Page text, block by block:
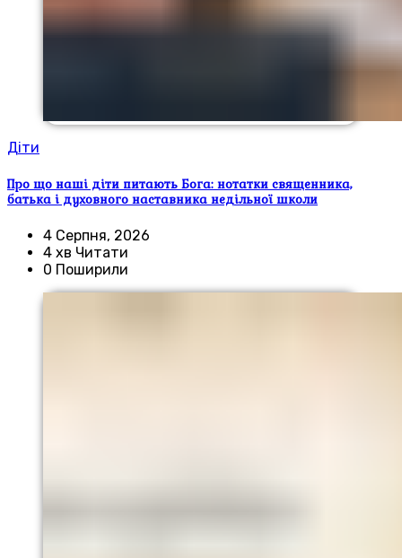
Діти
Про що наші діти питають Бога: нотатки священника,
батька і духовного наставника недільної школи
4 Серпня, 2026
4 хв Читати
0 Поширили